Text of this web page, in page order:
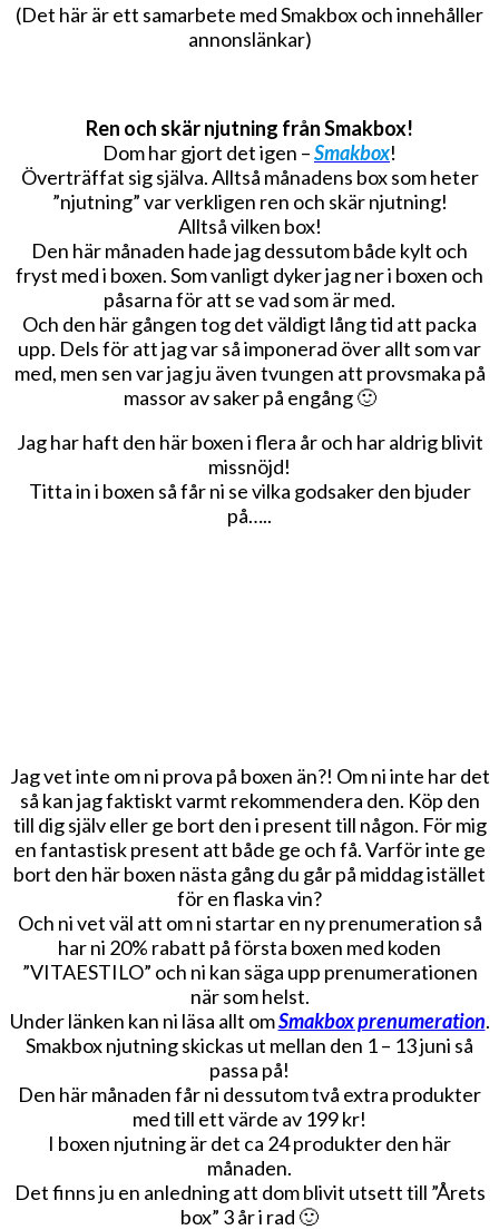
(Det här är ett samarbete med Smakbox och innehåller
annonslänkar)
Ren och skär njutning från Smakbox!
Dom har gjort det igen –Smakbox!
Överträffat sig själva. Alltså månadens box som heter
”njutning” var verkligen ren och skär njutning!
Alltså vilken box!
Den här månaden hade jag dessutom både kylt och
fryst med i boxen. Som vanligt dyker jag ner i boxen och
påsarna för att se vad som är med.
Och den här gången tog det väldigt lång tid att packa
upp. Dels för att jag var så imponerad över allt som var
med, men sen var jag ju även tvungen att provsmaka på
massor av saker på engång 🙂
Jag har haft den här boxen i flera år och har aldrig blivit
missnöjd!
Titta in i boxen så får ni se vilka godsaker den bjuder
på…..
Jag vet inte om ni prova på boxen än?! Om ni inte har det
så kan jag faktiskt varmt rekommendera den. Köp den
till dig själv eller ge bort den i present till någon. För mig
en fantastisk present att både ge och få. Varför inte ge
bort den här boxen nästa gång du går på middag istället
för en flaska vin?
Och ni vet väl att om ni startar en ny prenumeration så
har ni 20% rabatt på första boxen med koden
”VITAESTILO” och ni kan säga upp prenumerationen
när som helst.
Under länken kan ni läsa allt omSmakbox prenumeration.
Smakbox njutning skickas ut mellan den 1 – 13 juni så
passa på!
Den här månaden får ni dessutom två extra produkter
med till ett värde av 199 kr!
I boxen njutning är det ca 24 produkter den här
månaden.
Det finns ju en anledning att dom blivit utsett till ”Årets
box” 3 år i rad 🙂